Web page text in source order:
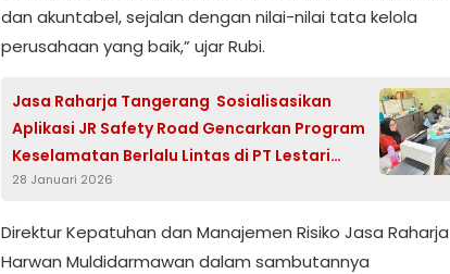
dan akuntabel, sejalan dengan nilai-nilai tata kelola
perusahaan yang baik,” ujar Rubi.
Jasa Raharja Tangerang Sosialisasikan
Aplikasi JR Safety Road Gencarkan Program
Keselamatan Berlalu Lintas di PT Lestari
Global Mobil Trada
28 Januari 2026
Direktur Kepatuhan dan Manajemen Risiko Jasa Raharja
Harwan Muldidarmawan dalam sambutannya